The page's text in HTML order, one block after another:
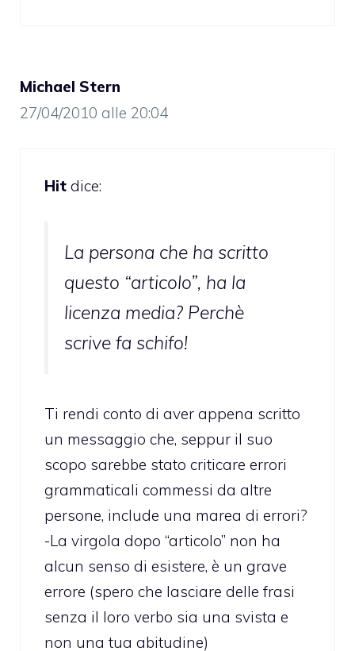
Michael Stern
27/04/2010 alle 20:04
Hit dice:
La persona che ha scritto
questo “articolo”, ha la
licenza media? Perchè
scrive fa schifo!
Ti rendi conto di aver appena scritto
un messaggio che, seppur il suo
scopo sarebbe stato criticare errori
grammaticali commessi da altre
persone, include una marea di errori?
-La virgola dopo “articolo” non ha
alcun senso di esistere, è un grave
errore (spero che lasciare delle frasi
senza il loro verbo sia una svista e
non una tua abitudine)